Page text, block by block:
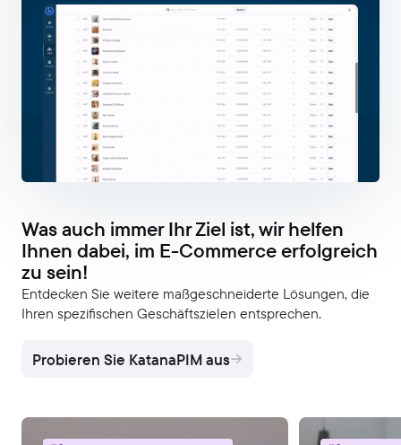
Was auch immer Ihr Ziel ist, wir helfen
Ihnen dabei, im E-Commerce erfolgreich
zu sein!
Entdecken Sie weitere maßgeschneiderte Lösungen, die
Ihren spezifischen Geschäftszielen entsprechen.
Probieren Sie KatanaPIM aus